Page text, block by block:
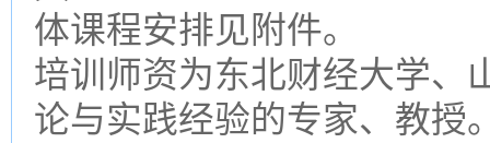
体课程安排见附件。
培训师资为东北财经大学、
论与实践经验的专家、教授